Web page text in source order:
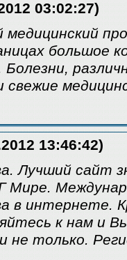
03:02:27)
большое
свежие
13:46:42)
Лучший сайт
Мире.
в интернете.
к нам и
не только.